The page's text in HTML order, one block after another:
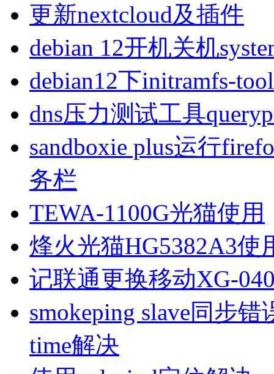
更新nextcloud及插件
debian 12开机关机
debian12下initramfs-
dns压力测试工具
sandboxie plus运行
务栏
TEWA-1100G光猫使用
烽火光猫HG5382A3使
记联通更换移动XG-
smokeping slave同步错
time解决